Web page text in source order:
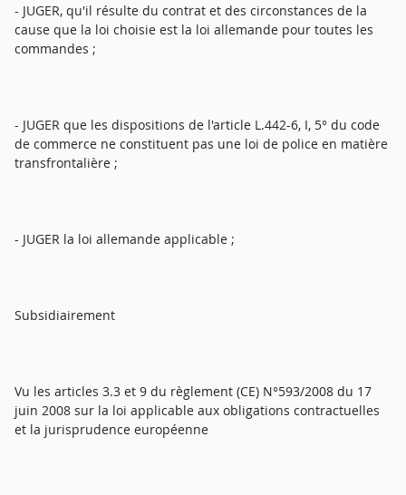
- JUGER, qu'il résulte du contrat et des circonstances de la
cause que la loi choisie est la loi allemande pour toutes les
commandes ;
- JUGER que les dispositions de l'article L.442-6, I, 5° du code
de commerce ne constituent pas une loi de police en matière
transfrontalière ;
- JUGER la loi allemande applicable ;
Subsidiairement
Vu les articles 3.3 et 9 du règlement (CE) N°593/2008 du 17
juin 2008 sur la loi applicable aux obligations contractuelles
et la jurisprudence européenne